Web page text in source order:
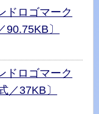
ドロゴマーク
〕
ドロゴマーク
／37KB〕